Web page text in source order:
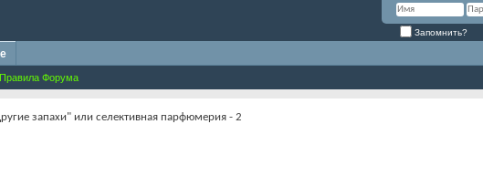
Запомнить?
Правила Форума
запахи" или селективная парфюмерия - 2